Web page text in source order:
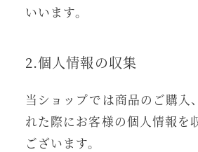
いいます。
2.個人情報の収集
当ショップでは商品のご購入
れた際にお客様の個人情報を
ございます。